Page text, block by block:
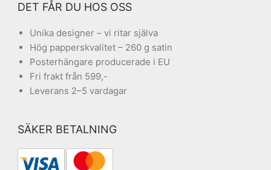
DET FÅR DU HOS OSS
Unika designer – vi ritar själva
Hög papperskvalitet – 260 g satin
Posterhängare producerade i EU
Fri frakt från 599,-
Leverans 2–5 vardagar
SÄKER BETALNING